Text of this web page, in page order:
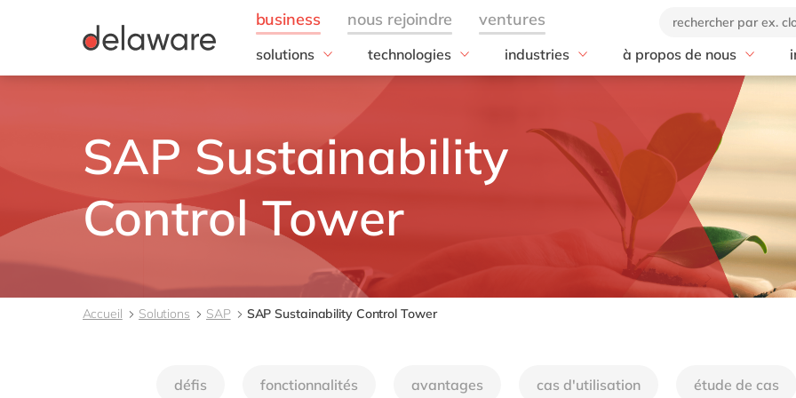
solutions
besoins de l'entreprise
Opérations
Ventes & marketing
toutes nos solutions
services
Archivage
Business assistance
Conversion
Infrastructure
tendances
Applications
Big data
Computer vision
ERP nouvelle
IA
IA générative
IoT
IT for Green
Réalité virtuelle
technologies
SAP
SAP Cloud ALM
SAP ERP
SAP Analytics Cloud
SAC Planning
SAP Ariba
SAP BTP
SAP Concur
SAP CX
SAP Fiori
Microsoft
Microsoft Azure
Microsoft BizTalk Logic
Apps
Microsoft Cloud for
Sustainability
Microsoft Copilot
Microsoft Dynamics 365
Microsoft Fabric
Microsoft Power Platform
industries
Industries
toutes les industries
Automobile
Énergie
Fabrication
Ingénierie
Santé
à propos de nous
20 ans de delaware
DEL20
Notre marque
Code éthique
Responsabilité Sociétale
Entreprises
SAP Sustainability
Control Tower
Accueil Solutions SAP SAP Sustainability Control Tower
défis fonctionnalités avantages cas d'utilisation étude de cas